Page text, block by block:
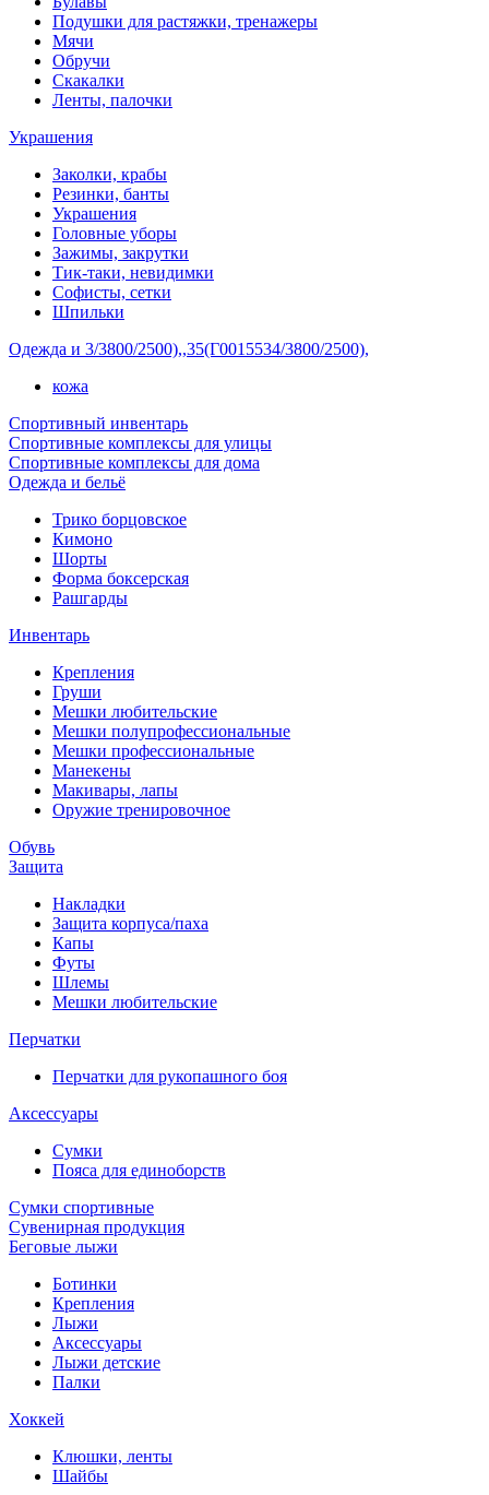
Подушки для растяжки, тренажеры
Мячи
Обручи
Скакалки
Ленты, палочки
Украшения
Заколки, крабы
Резинки, банты
Украшения
Головные уборы
Зажимы, закрутки
Тик-таки, невидимки
Софисты, сетки
Шпильки
Одежда и 3/3800/2500),,35(Г0015534/3800/2500),
кожа
Спортивный инвентарь
Спортивные комплексы для улицы
Спортивные комплексы для дома
Одежда и бельё
Трико борцовское
Кимоно
Шорты
Форма боксерская
Рашгарды
Инвентарь
Крепления
Груши
Мешки любительские
Мешки полупрофессиональные
Мешки профессиональные
Манекены
Макивары, лапы
Оружие тренировочное
Обувь
Защита
Накладки
Защита корпуса/паха
Капы
Футы
Шлемы
Мешки любительские
Перчатки
Перчатки для рукопашного боя
Аксессуары
Сумки
Пояса для единоборств
Сумки спортивные
Сувенирная продукция
Беговые лыжи
Ботинки
Крепления
Лыжи
Аксессуары
Лыжи детские
Палки
Хоккей
Клюшки, ленты
Шайбы